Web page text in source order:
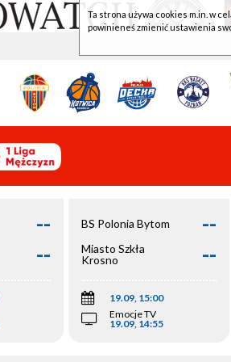
--
--
BS Polonia Bytom --
Miasto Szkła
Krosno
--
19.09, 15:00
Emocje TV
19.09, 14:55
Ta strona używa cookies m.in. w
powinieneś zmienić ustawienia